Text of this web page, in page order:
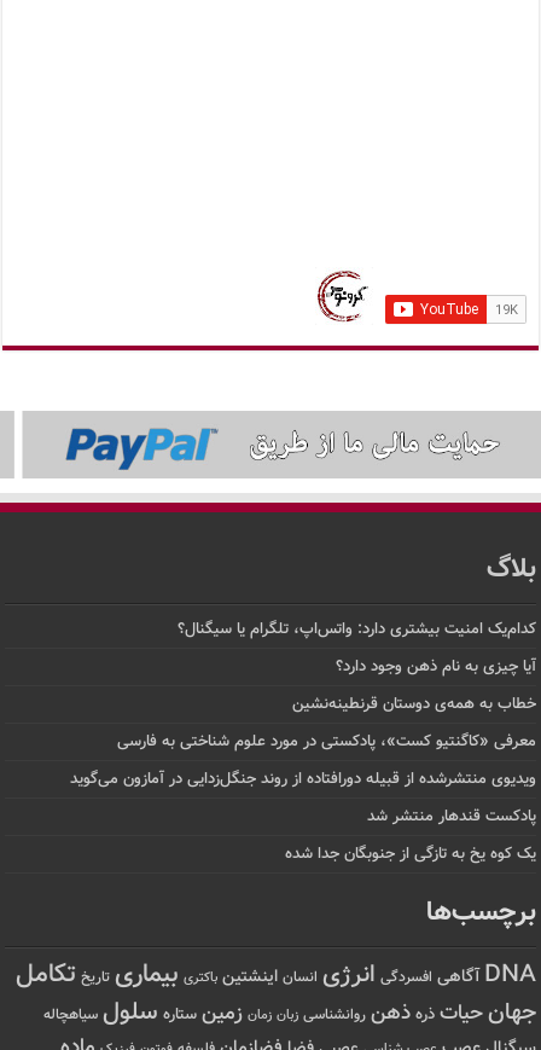
بلاگ
کدام‌یک امنیت بیشتری دارد: واتس‌اپ، تلگرام یا سیگنال؟
آیا چیزی به نام ذهن وجود دارد؟
خطاب به همه‌ی دوستان قرنطینه‌نشین
معرفی «کاگنتیو کست»، پادکستی در مورد علوم شناختی به فارسی
ویدیوی منتشرشده از قبیله دورافتاده‌ از روند جنگل‌زدایی در آمازون می‌گوید
پادکست قندهار منتشر شد
یک کوه یخ به تازگی از جنوبگان جدا شده
برچسب‌ها
DNA آگاهی افسردگی انرژی انسان اینشتین باکتری بیماری تاریخ تکامل
جهانحیات ذره ذهن روانشناسی زبان زمان زمین ستاره سلول سیاهچاله